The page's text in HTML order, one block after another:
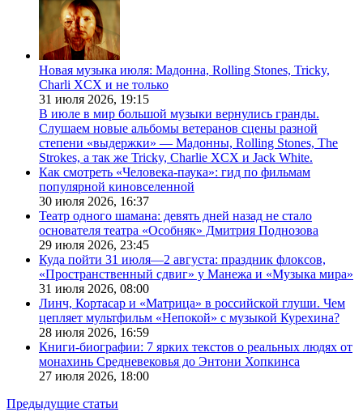
Новая музыка июля: Мадонна, Rolling Stones, Tricky,
Charli XCX и не только
31 июля 2026, 19:15
В июле в мир большой музыки вернулись гранды.
Слушаем новые альбомы ветеранов сцены разной
степени «выдержки» — Мадонны, Rolling Stones, The
Strokes, а так же Tricky, Charlie XCX и Jack White.
Как смотреть «Человека-паука»: гид по фильмам
популярной киновселенной
30 июля 2026, 16:37
Театр одного шамана: девять дней назад не стало
основателя театра «Особняк» Дмитрия Поднозова
29 июля 2026, 23:45
Куда пойти 31 июля—2 августа: праздник флоксов,
«Пространственный сдвиг» у Манежа и «Музыка мира»
31 июля 2026, 08:00
Линч, Кортасар и «Матрица» в российской глуши. Чем
цепляет мультфильм «Непокой» с музыкой Курехина?
28 июля 2026, 16:59
Книги-биографии: 7 ярких текстов о реальных людях от
монахинь Средневековья до Энтони Хопкинса
27 июля 2026, 18:00
Предыдущие статьи